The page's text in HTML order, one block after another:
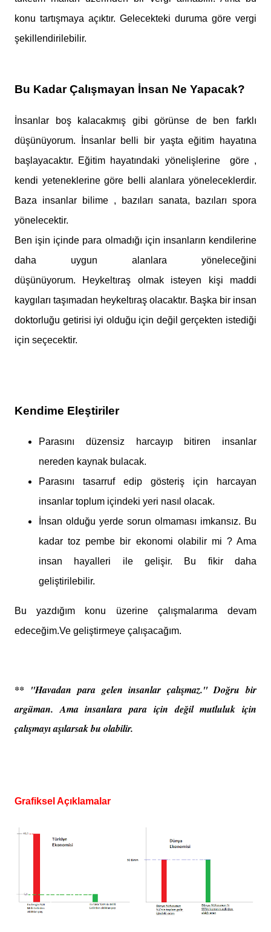
konu tartışmaya açıktır. Gelecekteki duruma göre vergi
şekillendirilebilir.
Bu Kadar Çalışmayan İnsan Ne Yapacak?
İnsanlar boş kalacakmış gibi görünse de ben farklı
düşünüyorum. İnsanlar belli bir yaşta eğitim hayatına
başlayacaktır. Eğitim hayatındaki yönelişlerine göre ,
kendi yeteneklerine göre belli alanlara yöneleceklerdir.
Baza insanlar bilime , bazıları sanata, bazıları spora
yönelecektir.
Ben işin içinde para olmadığı için insanların kendilerine
daha uygun alanlara yöneleceğini
düşünüyorum. Heykeltıraş olmak isteyen kişi maddi
kaygıları taşımadan heykeltıraş olacaktır. Başka bir insan
doktorluğu getirisi iyi olduğu için değil gerçekten istediği
için seçecektir.
Kendime Eleştiriler
Parasını düzensiz harcayıp bitiren insanlar
nereden kaynak bulacak.
Parasını tasarruf edip gösteriş için harcayan
insanlar toplum içindeki yeri nasıl olacak.
İnsan olduğu yerde sorun olmaması imkansız. Bu
kadar toz pembe bir ekonomi olabilir mi ? Ama
insan hayalleri ile gelişir. Bu fikir daha
geliştirilebilir.
Bu yazdığım konu üzerine çalışmalarıma devam
edeceğim.Ve geliştirmeye çalışacağım.
** ''Havadan para gelen insanlar çalışmaz.'' Doğru bir
argüman. Ama insanlara para için değil mutluluk için
çalışmayı aşılarsak bu olabilir.
Grafiksel Açıklamalar